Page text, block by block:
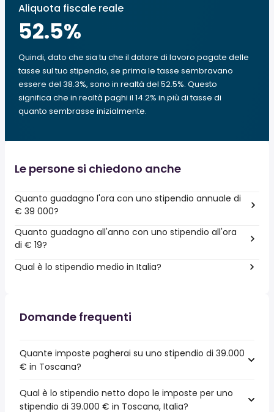
Aliquota fiscale reale
52.5%
Quindi, dato che sia tu che il datore di lavoro pagate delle
tasse sul tuo stipendio, se prima le tasse sembravano
essere del 38.3%, sono in realtà del 52.5%. Questo
significa che in realtà paghi il 14.2% in più di tasse di
quanto sembrasse inizialmente.
Le persone si chiedono anche
Quanto guadagno l'ora con uno stipendio annuale di
€ 39 000?
Quanto guadagno all'anno con uno stipendio all'ora
di € 19?
Qual è lo stipendio medio in Italia?
Domande frequenti
Quante imposte pagherai su uno stipendio di 39.000
€ in Toscana?
Qual è lo stipendio netto dopo le imposte per uno
stipendio di 39.000 € in Toscana, Italia?